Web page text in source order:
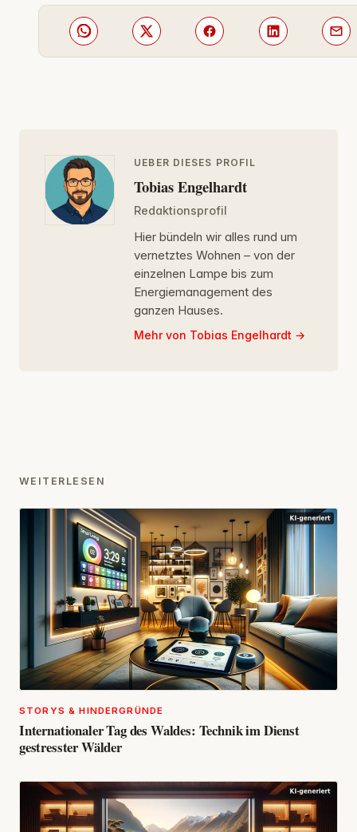
UEBER DIESES PROFIL
Tobias Engelhardt
Redaktionsprofil
Hier bündeln wir alles rund um
vernetztes Wohnen – von der
einzelnen Lampe bis zum
Energiemanagement des
ganzen Hauses.
Mehr von Tobias Engelhardt
WEITERLESEN
STORYS & HINDERGRÜNDE
Internationaler Tag des Waldes: Technik im Dienst
gestresster Wälder